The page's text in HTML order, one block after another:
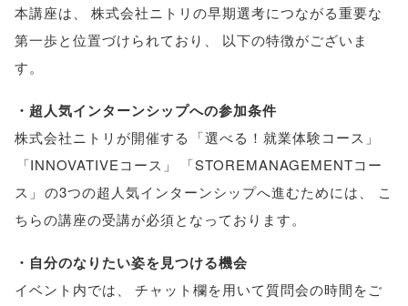
本講座は、
株式会社ニトリの早期選考につながる重要な
第一歩と位置づけられており 、
以下の特徴がございま
す。
・超人気インターンシップへの参加条件
株式会社ニトリが開催する 「選べる！就業体験コース 」
「INNOVATIVEコース 」 「STOREMANAGEMENTコー
ス 」 の3つの超人気インターンシップへ進むためには、
こ
ちらの講座の受講が必須となっております。
・自分のなりたい姿を見つける機会
イベント内では、
チャット欄を用いて質問会の時間をご